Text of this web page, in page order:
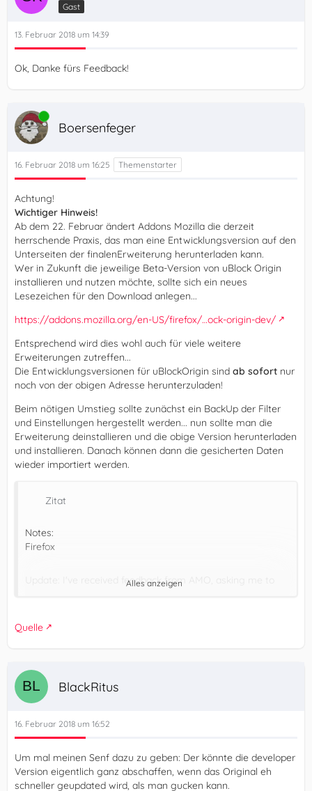
Gast
13. Februar 2018 um 14:39
Ok, Danke fürs Feedback!
Online
Boersenfeger
16. Februar 2018 um 16:25
Achtung!
Wichtiger Hinweis!
Ab dem 22. Februar ändert Addons Mozilla die derzeit
herrschende Praxis, das man eine Entwicklungsversion auf den
Unterseiten der finalenErweiterung herunterladen kann.
Wer in Zukunft die jeweilige Beta-Version von uBlock Origin
installieren und nutzen möchte, sollte sich ein neues
Lesezeichen für den Download anlegen...
https://addons.mozilla.org/en-US/firefox/…ock-origin-dev/
Entsprechend wird dies wohl auch für viele weitere
Erweiterungen zutreffen...
Die Entwicklungsversionen für uBlockOrigin sind ab sofort nur
noch von der obigen Adresse herunterzuladen!
Beim nötigen Umstieg sollte zunächst ein BackUp der Filter
und Einstellungen hergestellt werden... nun sollte man die
Erweiterung deinstallieren und die obige Version herunterladen
und installieren. Danach können dann die gesicherten Daten
wieder importiert werden.
Zitat
Notes:
Firefox
Update: I've received feedback from AMO, asking me to
So essentially publishing a dev build on AMO is being
refused. I will need to read more about self-hosted
starting February 22nd, 2018, the beta channel on AMO will
no longer be available for developers to publish beta
Alles anzeigen
Quelle
BlackRitus
16. Februar 2018 um 16:52
Um mal meinen Senf dazu zu geben: Der könnte die developer
Version eigentlich ganz abschaffen, wenn das Original eh
schneller geupdated wird, als man gucken kann.